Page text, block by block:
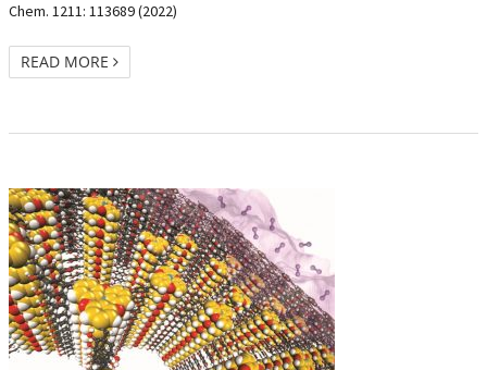
Chem. 1211: 113689 (2022)
READ MORE